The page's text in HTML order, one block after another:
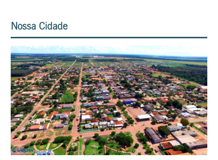
Nossa Cidade